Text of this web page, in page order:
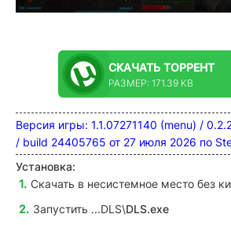
СКАЧАТЬ ТОРРЕНТ
РАЗМЕР: 171.39 KB
Версия игры: 1.1.07271140 (menu) /
/ build 24405765 от 27 июля 2026 по
Установка:
Скачать в несистемное место без
Запустить ...DLS\DLS.exe